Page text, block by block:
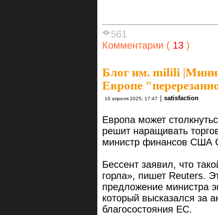
561
Комментарии ( 13 )
Блог им. milili |
Европе
10 апреля 2025, 17:47 satisfaction
Европа может
решит наращивать
министр финансов США
Бессент заявил, что
горла», пишет Reuters.
предложение министра
который высказался за
благосостояния ЕС.